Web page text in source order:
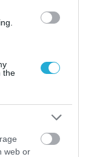
the
web or
η
ή διάβρωση του
να εμφανιστεί
η χρόνια
δεν είναι
(ιούς,
ελικοβακτηρίδιο
[…]